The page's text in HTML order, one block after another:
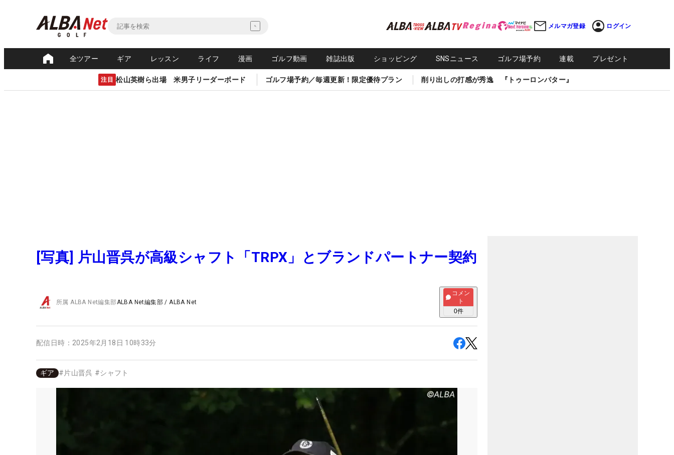
メルマガ登録 ログイン
全ツアー ギア レッスン ライフ 漫画 ゴルフ動画 雑誌出版 ショッピング SNSニュース ゴルフ場予約 連載 プレゼント
注目 松山英樹ら出場 米男子リーダーボード ゴルフ場予約／毎週更新！限定優待プラン 削り出しの打感が秀逸 『トゥーロンパター』
[写真] 片山晋呉が高級シャフト「TRPX」とブランドパートナー契約
所属ALBA Net編集部ALBA Net編集部 /ALBA Net
コメン
ト
0件
配信日時： 2025年2月18日 10時33分
ギア #片山晋呉 #シャフト